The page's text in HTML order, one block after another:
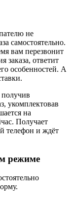
не
самостоятельно.
вам перезвонит
заказа, ответит
особенностей. А
получив
укомплектовав
на
Получает
телефон и ждёт
режиме